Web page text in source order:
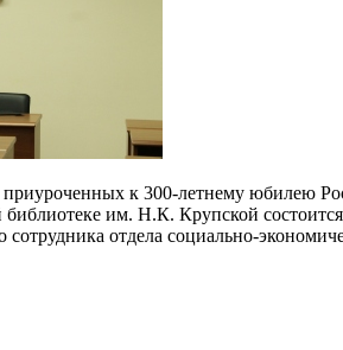
к 300-летнему юбилею
библиотеке им. Н.К. Крупской
сотрудника отдела социально-